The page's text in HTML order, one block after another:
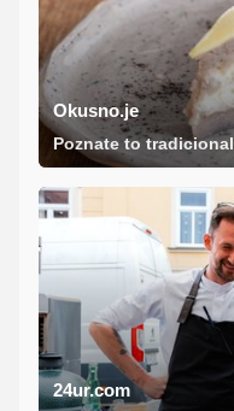
Okusno.je
Poznate to
24ur.com